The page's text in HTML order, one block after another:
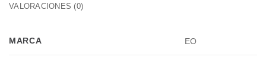
VALORACIONES (0)
MARCA EO